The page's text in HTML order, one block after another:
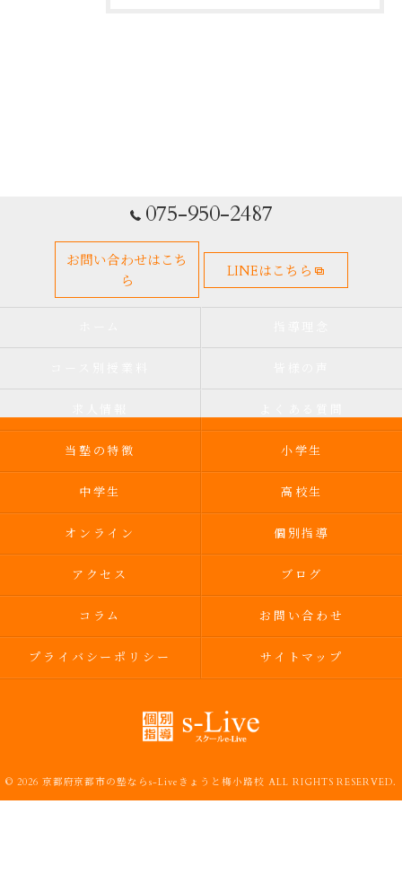
075-950-2487
お問い合わせはこち
ら
LINEはこちら
当塾の特徴 小学生
中学生 高校生
オンライン 個別指導
アクセス ブログ
コラム お問い合わせ
プライバシーポリシー サイトマップ
© 2026 京都府京都市の塾ならs-Liveきょうと梅小路校 ALL RIGHTS RESERVED.